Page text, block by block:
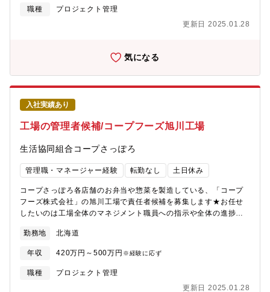
想定した採用です*原則引っ越しを伴う異動はありません*勤続1年
職種
プロジェクト管理
更新日 2025.01.28
気になる
入社実績あり
工場の管理者候補/コープフーズ旭川工場
生活協同組合コープさっぽろ
管理職・マネージャー経験 転勤なし 土日休み
コープさっぽろ各店舗のお弁当や惣菜を製造している、「コープ
フーズ株式会社」の旭川工場で責任者候補を募集します★お任せ
したいのは工場全体のマネジメント職員への指示や全体の進捗の
成で、無理なくお仕事していただけます。※正社員登用制度あり*
雇用元は「生活協同組合コープさっぽろ」*試用期間3ヶ月後、1回
目3ヶ月、2回目6か月、計1年の契約期間を経て、無期契約を想定
した採用です*原則引っ越しを伴う異動はありません*勤続1年後に
勤務地 北海道
年収 420万円～500万円 ※経験に応ず
職種
プロジェクト管理
更新日 2025.01.28